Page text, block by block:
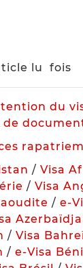
lu fois
du
de
/ Visa
/ Visa
/ e-
/ Visa
/ e-Visa